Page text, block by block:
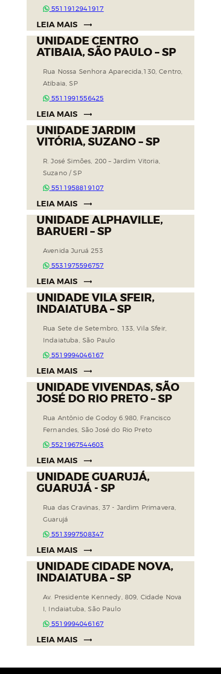
5511912941917
LEIA MAIS
UNIDADE CENTRO
ATIBAIA, SÃO PAULO – SP
Rua Nossa Senhora Aparecida,130, Centro,
Atibaia, SP
5511991556425
LEIA MAIS
UNIDADE JARDIM
VITÓRIA, SUZANO – SP
R. José Simões, 200 – Jardim Vitoria,
Suzano / SP
5511958819107
LEIA MAIS
UNIDADE ALPHAVILLE,
BARUERI – SP
Avenida Juruá 253
5531975596757
LEIA MAIS
UNIDADE VILA SFEIR,
INDAIATUBA – SP
Rua Sete de Setembro, 133, Vila Sfeir,
Indaiatuba, São Paulo
5519994046167
LEIA MAIS
UNIDADE VIVENDAS, SÃO
JOSÉ DO RIO PRETO – SP
Rua Antônio de Godoy 6.980, Francisco
Fernandes, São José do Rio Preto
5521967544603
LEIA MAIS
UNIDADE GUARUJÁ,
GUARUJÁ - SP
Rua das Cravinas, 37 - Jardim Primavera,
Guarujá
5513997508347
LEIA MAIS
UNIDADE CIDADE NOVA,
INDAIATUBA – SP
Av. Presidente Kennedy, 809, Cidade Nova
I, Indaiatuba, São Paulo
5519994046167
LEIA MAIS